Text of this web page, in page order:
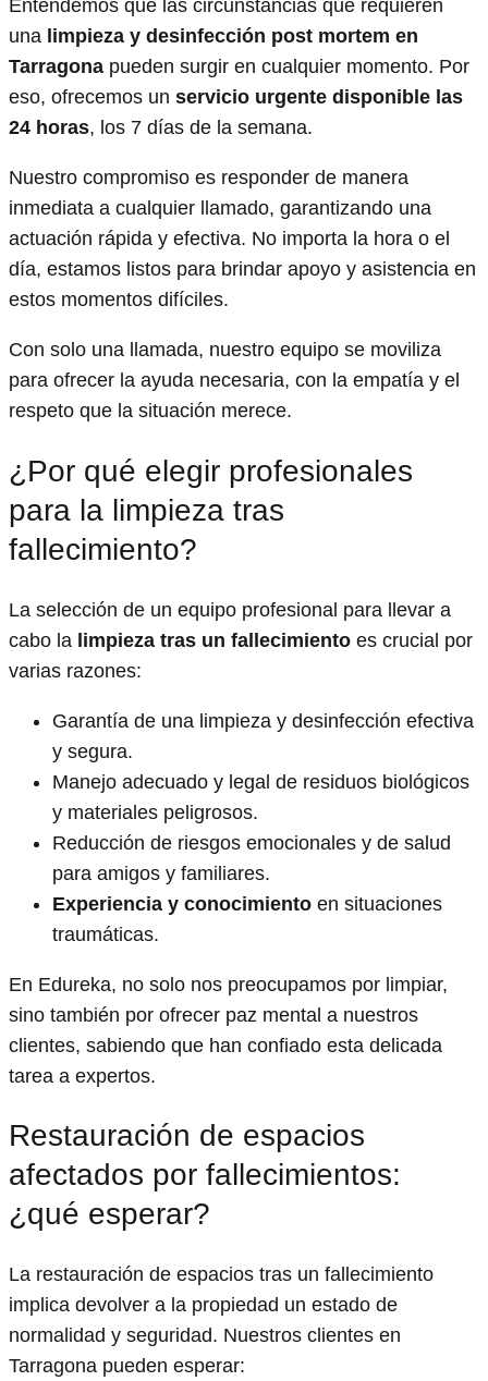
Entendemos que las circunstancias que requieren
una limpieza y desinfección post mortem en
Tarragona pueden surgir en cualquier momento. Por
eso, ofrecemos un servicio urgente disponible las
24 horas, los 7 días de la semana.
Nuestro compromiso es responder de manera
inmediata a cualquier llamado, garantizando una
actuación rápida y efectiva. No importa la hora o el
día, estamos listos para brindar apoyo y asistencia en
estos momentos difíciles.
Con solo una llamada, nuestro equipo se moviliza
para ofrecer la ayuda necesaria, con la empatía y el
respeto que la situación merece.
¿Por qué elegir profesionales
para la limpieza tras
fallecimiento?
La selección de un equipo profesional para llevar a
cabo la limpieza tras un fallecimiento es crucial por
varias razones:
Garantía de una limpieza y desinfección efectiva
y segura.
Manejo adecuado y legal de residuos biológicos
y materiales peligrosos.
Reducción de riesgos emocionales y de salud
para amigos y familiares.
Experiencia y conocimiento en situaciones
traumáticas.
En Edureka, no solo nos preocupamos por limpiar,
sino también por ofrecer paz mental a nuestros
clientes, sabiendo que han confiado esta delicada
tarea a expertos.
Restauración de espacios
afectados por fallecimientos:
¿qué esperar?
La restauración de espacios tras un fallecimiento
implica devolver a la propiedad un estado de
normalidad y seguridad. Nuestros clientes en
Tarragona pueden esperar: